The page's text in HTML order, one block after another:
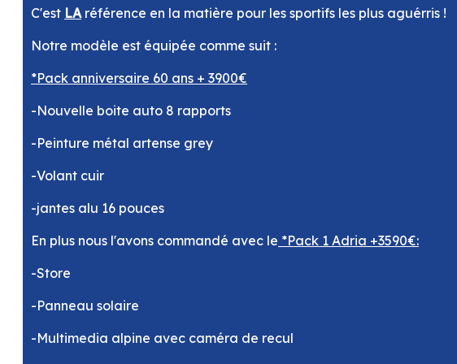
C'est LAréférence en la matière pour les sportifs les plus aguérris !
Notre modèle est équipée comme suit :
*Pack anniversaire 60 ans + 3900€
-Nouvelle boite auto 8 rapports
-Peinture métal artense grey
-Volant cuir
-jantes alu 16 pouces
En plus nous l'avons commandé avec le *Pack 1 Adria +3590€:
-Store
-Panneau solaire
-Multimedia alpine avec caméra de recul